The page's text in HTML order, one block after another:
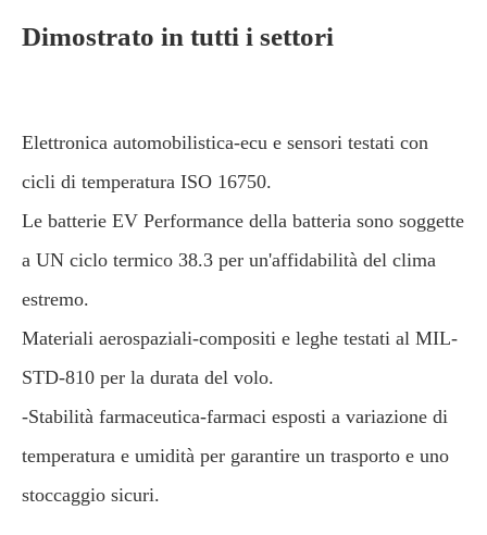
Dimostrato in tutti i settori
Elettronica automobilistica-ecu e sensori testati con
cicli di temperatura ISO 16750.
Le batterie EV Performance della batteria sono soggette
a UN ciclo termico 38.3 per un'affidabilità del clima
estremo.
Materiali aerospaziali-compositi e leghe testati al MIL-
STD-810 per la durata del volo.
-Stabilità farmaceutica-farmaci esposti a variazione di
temperatura e umidità per garantire un trasporto e uno
stoccaggio sicuri.